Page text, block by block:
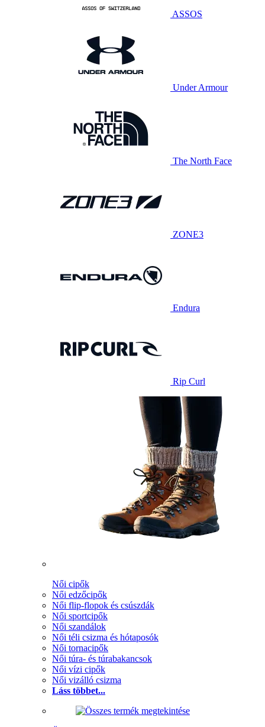
ASSOS
Under Armour
The North Face
ZONE3
Endura
Rip Curl
Női cipők
Női edzőcipők
Női flip-flopok és csúszdák
Női sportcipők
Női szandálok
Női téli csizma és hótaposók
Női tornacipők
Női túra- és túrabakancsok
Női vízi cipők
Női vizálló csizma
Láss többet...